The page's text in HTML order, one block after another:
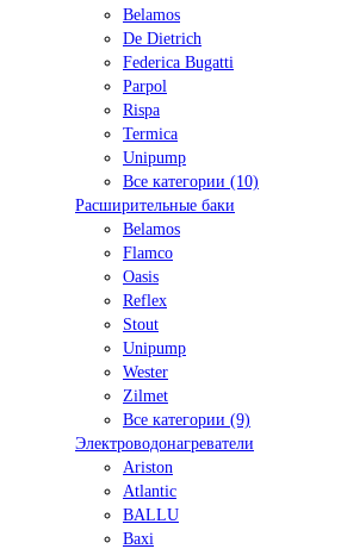
Belamos
De Dietrich
Federica Bugatti
Parpol
Rispa
Termica
Unipump
Все категории (10)
Расширительные баки
Belamos
Flamco
Oasis
Reflex
Stout
Unipump
Wester
Zilmet
Все категории (9)
Электроводонагреватели
Ariston
Atlantic
BALLU
Baxi